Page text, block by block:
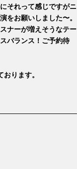
それって感じですがニ
をお願いしました〜。
ナーが増えそうなテー
バランス！ご予約待
ります。